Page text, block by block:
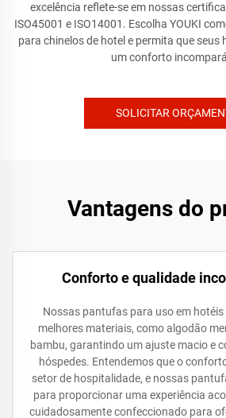
excelência reflete-se em nossas
ISO45001 e ISO14001. Escolha YOUKI
para chinelos de hotel e permita que seus
um conforto
SOLICITAR
Vantagens do
Conforto e qualidade
Nossas pantufas para uso em
melhores materiais, como algodão
bambu, garantindo um ajuste macio e
hóspedes. Entendemos que o
setor de hospitalidade, e nossas
para proporcionar uma experiência
cuidadosamente confeccionado para